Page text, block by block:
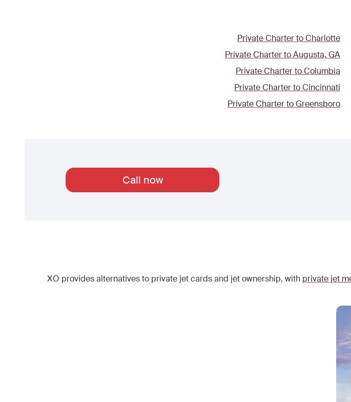
Private Charter toCharlotte
Private Charter toAugusta, GA
Private Charter toColumbia
Private Charter toCincinnati
Private Charter toGreensboro
Call now
XO provides alternatives to private jet cards and jet ownership, with private jet